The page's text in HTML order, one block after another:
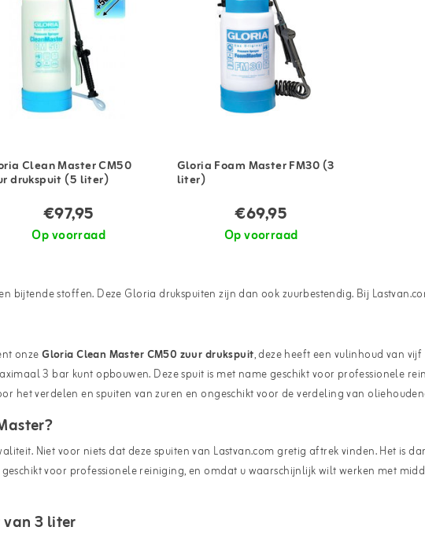
Clean Master CM50
drukspuit (5 liter)
€97,95
Op voorraad
Gloria Foam Master FM30 (3
liter)
€69,95
Op voorraad
stoffen. Deze Gloria drukspuiten zijn dan ook zuurbestendig. Bij
onzeGloria Clean Master CM50 zuur drukspuit, deze heeft een vulinhoud van
3 bar kunt opbouwen. Deze spuit is met name geschikt voor professionele
het verdelen en spuiten van zuren en ongeschikt voor de verdeling van
Niet voor niets dat deze spuiten van Lastvan.com gretig aftrek vinden. Het is
voor professionele reiniging, en omdat u waarschijnlijk wilt werken met
3 liter